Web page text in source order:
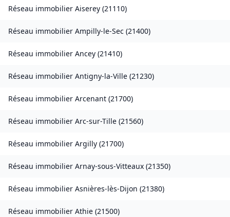
Réseau immobilier Aiserey (21110)
Réseau immobilier Ampilly-le-Sec (21400)
Réseau immobilier Ancey (21410)
Réseau immobilier Antigny-la-Ville (21230)
Réseau immobilier Arcenant (21700)
Réseau immobilier Arc-sur-Tille (21560)
Réseau immobilier Argilly (21700)
Réseau immobilier Arnay-sous-Vitteaux (21350)
Réseau immobilier Asnières-lès-Dijon (21380)
Réseau immobilier Athie (21500)